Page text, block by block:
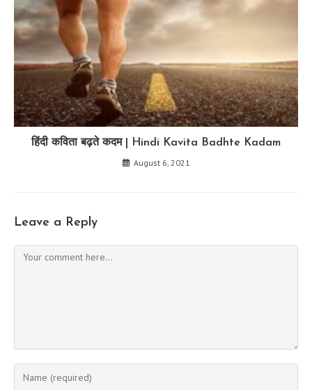
हिंदी कविता बढ़ते कदम | Hindi Kavita Badhte Kadam
August 6, 2021
Leave a Reply
Comment
Enter